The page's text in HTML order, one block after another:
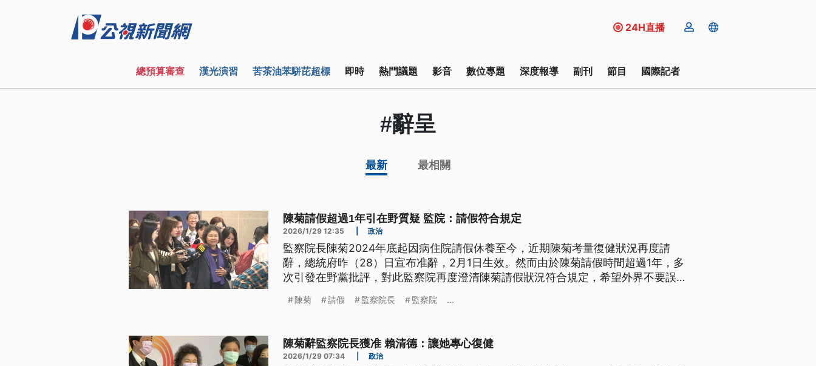
24H直播
總預算審查 漢光演習 苦茶油苯駢芘超標 即時 熱門議題 影音 數位專題 深度報導 副刊 節目 國際記者
#辭呈
最新 最相關
陳菊請假超過1年引在野質疑 監院：請假符合規定
2026/1/29 12:35 政治
監察院長陳菊2024年底起因病住院請假休養至今，近期陳菊考量復健狀況再度請
辭，總統府昨（28）日宣布准辭，2月1日生效。然而由於陳菊請假時間超過1年，多
次引發在野黨批評，對此監察院再度澄清陳菊請假狀況符合規定，希望外界不要誤
陳菊 請假 監察院長 監察院 ...
陳菊辭監察院長獲准 賴清德：讓她專心復健
2026/1/29 07:34 政治